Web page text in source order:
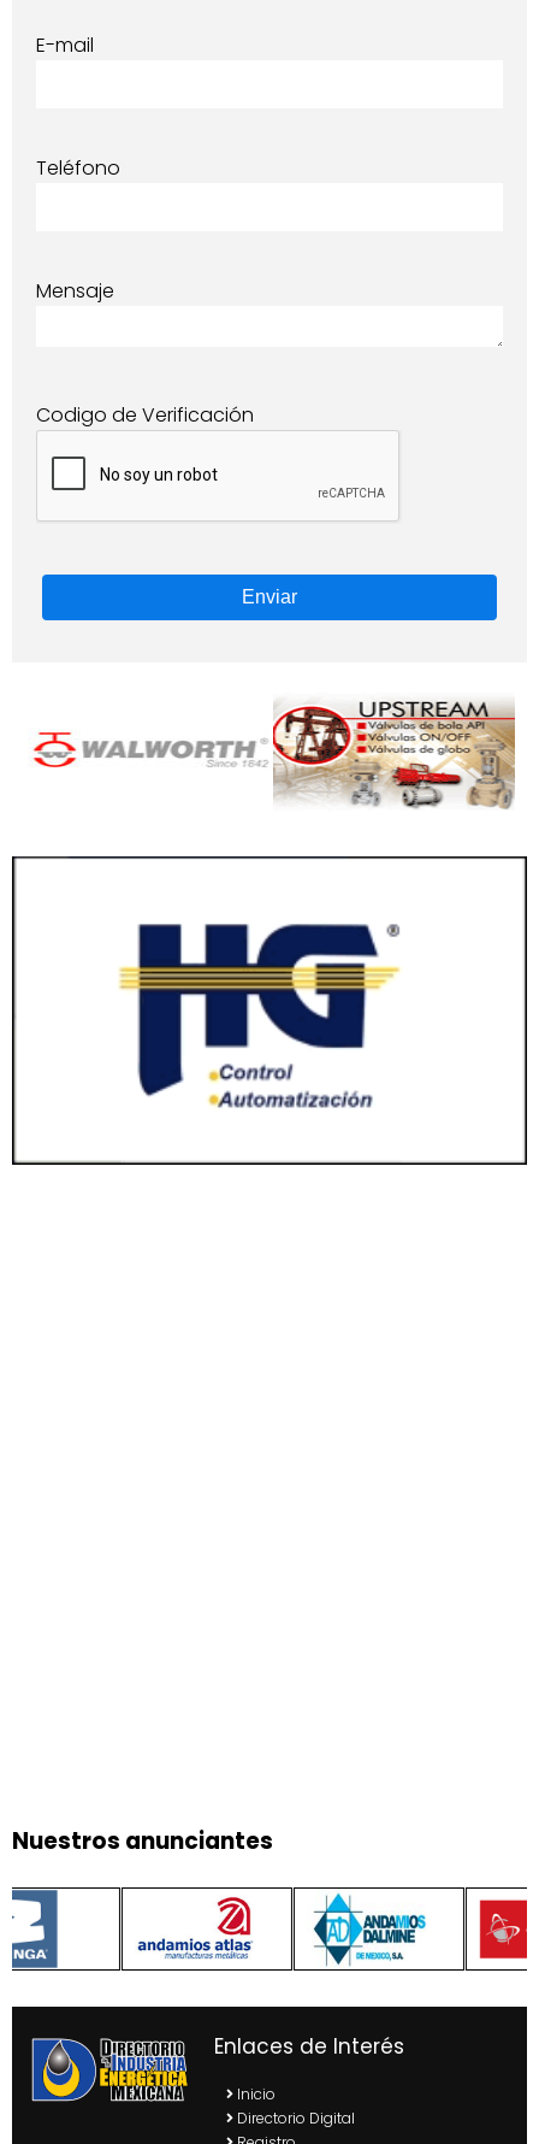
E-mail
Teléfono
Mensaje
Codigo de Verificación
Enviar
Nuestros anunciantes
Enlaces de Interés
Inicio
Directorio Digital